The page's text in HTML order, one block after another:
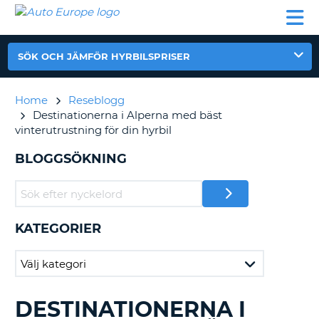
HYRBIL
HYRA
PARTNER
AUTO
EUROPE
HYRBIL
HYRA
HUSBIL
PARTNER
HJÄLP
MIN
MEDLEMSINFORMATION
ADMINISTRERA
SVERIGE
SÖK OCH JÄMFÖR HYRBILSPRISER
Home
Reseblogg
Destinationerna i Alperna med bäst
vinterutrustning för din hyrbil
BLOGGSÖKNING
KATEGORIER
SÖKER
DESTINATIONERNA I